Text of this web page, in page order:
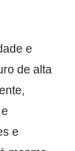
e
de alta
e